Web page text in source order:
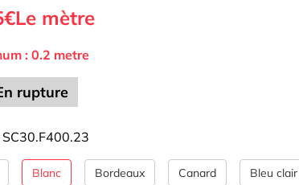
Autour de la
€Le mètre
: 0.2 metre
rupture
SC30.F400.23
Blanc Bordeaux Canard Bleu clair